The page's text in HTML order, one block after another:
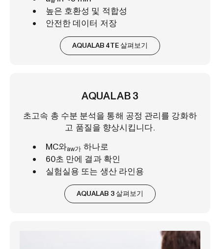
높은 호환성 및 적합성
안전한 데이터 저장
AQUALAB 4TE 살펴보기
AQUALAB 3
초고속 총 수분 분석을 통해 공정 관리를 강화하
고 품질을 향상시킵니다.
MC와aw가 하나로
60초 만에 결과 확인
실험실용 또는 생산 라인용
AQUALAB 3 살펴보기